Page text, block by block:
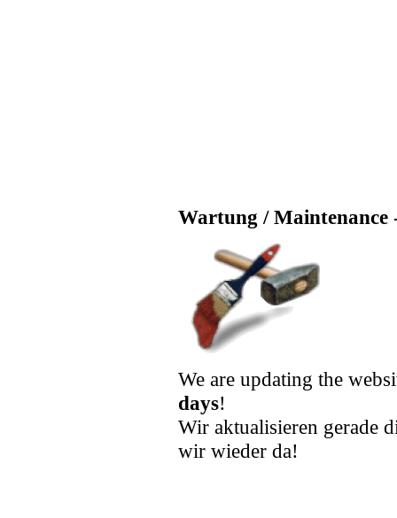
Wartung / Maintenance
We are updating the
days!
Wir aktualisieren gerade
wir wieder da!